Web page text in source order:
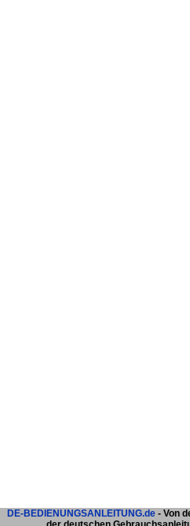
DE-BEDIENUNGSANLEITUNG.de- Von